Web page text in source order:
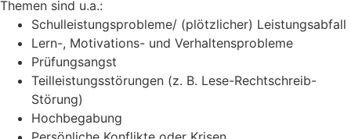
Themen sind u.a.:
Schulleistungsprobleme/ (plötzlicher) Leistungsabfall
Lern-, Motivations- und Verhaltensprobleme
Prüfungsangst
Teilleistungsstörungen (z. B. Lese-Rechtschreib-
Störung)
Hochbegabung